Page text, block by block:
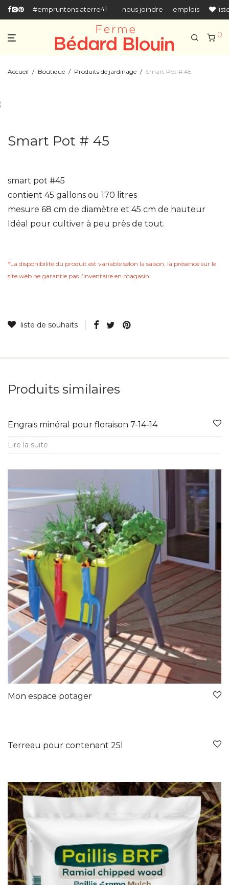
#empruntonslaterre418-666-5518nous joindre emplois
0
Accueil / Boutique / Produits de jardinage / Smart Pot # 45
Smart Pot # 45
smart pot #45
contient 45 gallons ou 170 litres
mesure 68 cm de diamètre et 45 cm de hauteur
Idéal pour cultiver à peu près de tout.
*La disponibilité du produit est variable selon la saison, la présence sur le
site web ne garantie pas lʼinventaire en magasin.
Produits similaires
Engrais minéral pour floraison 7-14-14
Lire la suite
Mon espace potager
Terreau pour contenant 25l